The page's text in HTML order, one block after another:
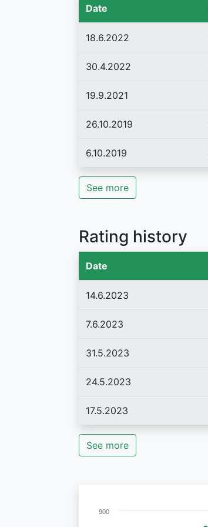
Date
18.6.2022
30.4.2022
19.9.2021
26.10.2019
6.10.2019
See more
Rating history
Date
14.6.2023
7.6.2023
31.5.2023
24.5.2023
17.5.2023
See more
900